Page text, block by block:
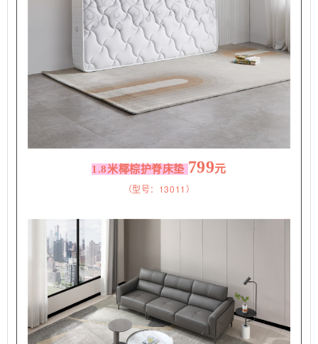
1.8米椰棕护脊床垫 799元
（型号：13011）